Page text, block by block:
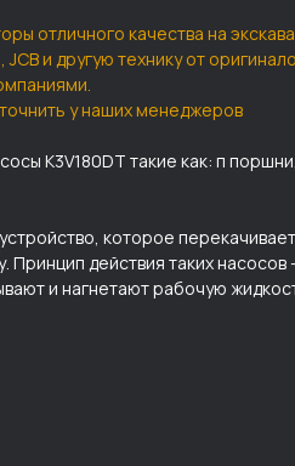
отличного качества на
и другую технику от
у наших менеджеров
K3V180DT такие как: п
которое
Принцип действия таких
и нагнетают рабочую